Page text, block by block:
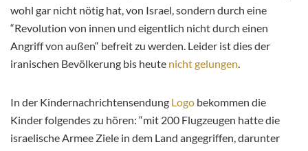
wohl gar nicht nötig hat, von Israel, sondern durch eine
“Revolution von innen und eigentlich nicht durch einen
Angriff von außen“ befreit zu werden. Leider ist dies der
iranischen Bevölkerung bis heute nicht gelungen.
In der Kindernachrichtensendung Logo bekommen die
Kinder folgendes zu hören: “mit 200 Flugzeugen hatte die
israelische Armee Ziele in dem Land angegriffen, darunter